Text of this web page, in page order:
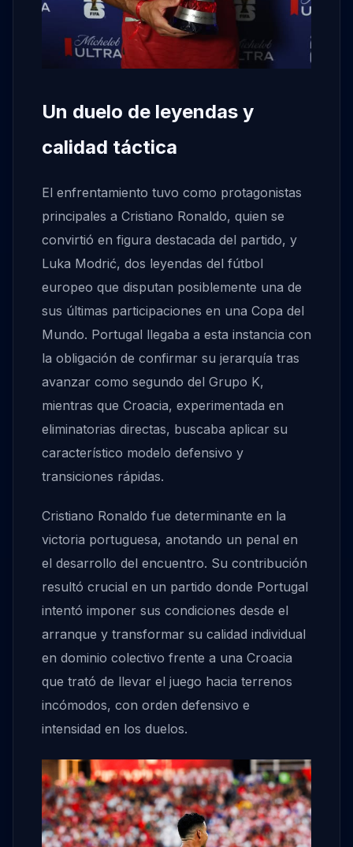
Un duelo de leyendas y
calidad táctica
El enfrentamiento tuvo como protagonistas
principales a Cristiano Ronaldo, quien se
convirtió en figura destacada del partido, y
Luka Modrić, dos leyendas del fútbol
europeo que disputan posiblemente una de
sus últimas participaciones en una Copa del
Mundo. Portugal llegaba a esta instancia con
la obligación de confirmar su jerarquía tras
avanzar como segundo del Grupo K,
mientras que Croacia, experimentada en
eliminatorias directas, buscaba aplicar su
característico modelo defensivo y
transiciones rápidas.
Cristiano Ronaldo fue determinante en la
victoria portuguesa, anotando un penal en
el desarrollo del encuentro. Su contribución
resultó crucial en un partido donde Portugal
intentó imponer sus condiciones desde el
arranque y transformar su calidad individual
en dominio colectivo frente a una Croacia
que trató de llevar el juego hacia terrenos
incómodos, con orden defensivo e
intensidad en los duelos.